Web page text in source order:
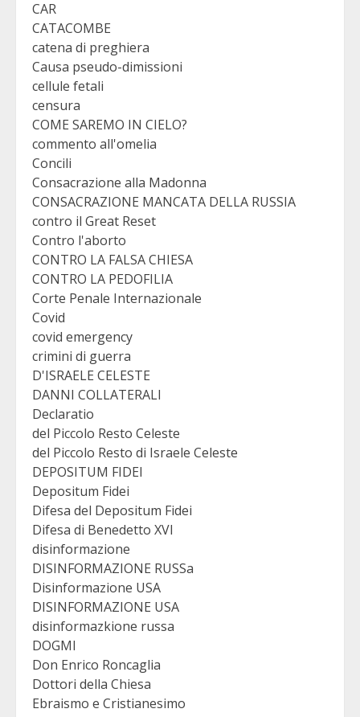
CAR
CATACOMBE
catena di preghiera
Causa pseudo-dimissioni
cellule fetali
censura
COME SAREMO IN CIELO?
commento all'omelia
Concili
Consacrazione alla Madonna
CONSACRAZIONE MANCATA DELLA RUSSIA
contro il Great Reset
Contro l'aborto
CONTRO LA FALSA CHIESA
CONTRO LA PEDOFILIA
Corte Penale Internazionale
Covid
covid emergency
crimini di guerra
D'ISRAELE CELESTE
DANNI COLLATERALI
Declaratio
del Piccolo Resto Celeste
del Piccolo Resto di Israele Celeste
DEPOSITUM FIDEI
Depositum Fidei
Difesa del Depositum Fidei
Difesa di Benedetto XVI
disinformazione
DISINFORMAZIONE RUSSa
Disinformazione USA
DISINFORMAZIONE USA
disinformazkione russa
DOGMI
Don Enrico Roncaglia
Dottori della Chiesa
Ebraismo e Cristianesimo